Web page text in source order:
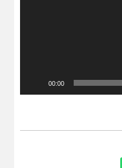
00:00